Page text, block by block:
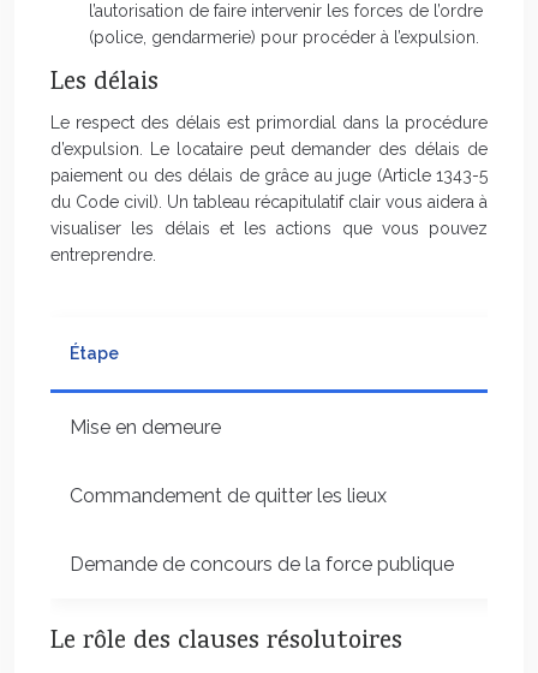
l’autorisation de faire intervenir les forces de l’ordre
(police, gendarmerie) pour procéder à l’expulsion.
Les délais
Le respect des délais est primordial dans la procédure
d’expulsion. Le locataire peut demander des délais de
paiement ou des délais de grâce au juge (Article 1343-5
du Code civil). Un tableau récapitulatif clair vous aidera à
visualiser les délais et les actions que vous pouvez
entreprendre.
Étape
Mise en demeure
Commandement de quitter les lieux
Demande de concours de la force publique
Le rôle des clauses résolutoires